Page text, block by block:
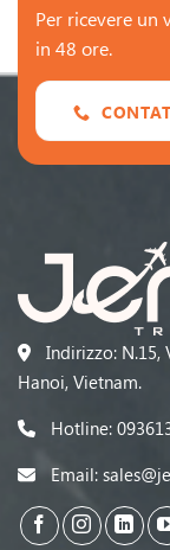
Per ricevere un
in 48 ore.
Indirizzo: N.15,
Hanoi, Vietnam.
Hotline:
Email: